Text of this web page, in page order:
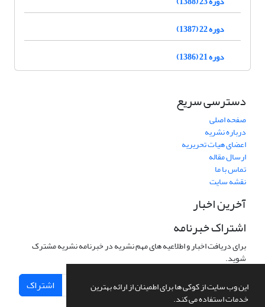
این وب سایت از کوکی ها برای اطمینان از ارائه بهترین
خدمات استفاده می کند.
دوره 22 (1387)
دوره 21 (1386)
دسترسی سریع
صفحه اصلی
درباره نشریه
اعضای هیات تحریریه
ارسال مقاله
تماس با ما
نقشه سایت
آخرین اخبار
اشتراک خبرنامه
برای دریافت اخبار و اطلاعیه های مهم نشریه در خبرنامه نشریه مشترک
شوید.
اشتراک